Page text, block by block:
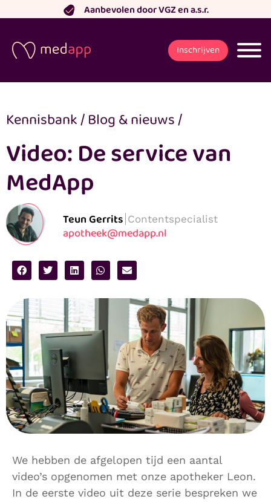
naar
inhoud
Aanbevolen door VGZ en a.s.r.
Inschrijven
Kennisbank/Blog & nieuws/
Video: De service van
MedApp
Teun Gerrits Contentspecialist
apotheek@medapp.nl
We hebben de afgelopen tijd een aantal
video’s opgenomen met onze apotheker Leon.
In de eerste video uit deze serie bespreken we